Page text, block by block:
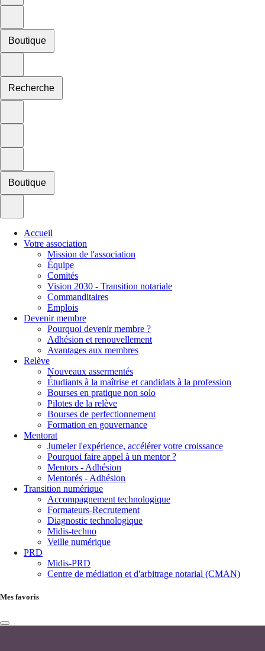
Boutique
Recherche
Boutique
Accueil
Votre association
Mission de l'association
Équipe
Comités
Vision 2030 - Transition notariale
Commanditaires
Emplois
Devenir membre
Pourquoi devenir membre ?
Adhésion et renouvellement
Avantages aux membres
Relève
Nouveaux assermentés
Étudiants à la maîtrise et candidats à la profession
Bourses en pratique non solo
Pilotes de la relève
Bourses de perfectionnement
Formation en gouvernance
Mentorat
Jumeler l'expérience, accélérer votre croissance
Pourquoi faire appel à un mentor ?
Mentors - Adhésion
Mentorés - Adhésion
Transition numérique
Accompagnement technologique
Formateurs-Recrutement
Diagnostic technologique
Midis-techno
Veille numérique
PRD
Midis-PRD
Centre de médiation et d'arbitrage notarial (CMAN)
Mes favoris